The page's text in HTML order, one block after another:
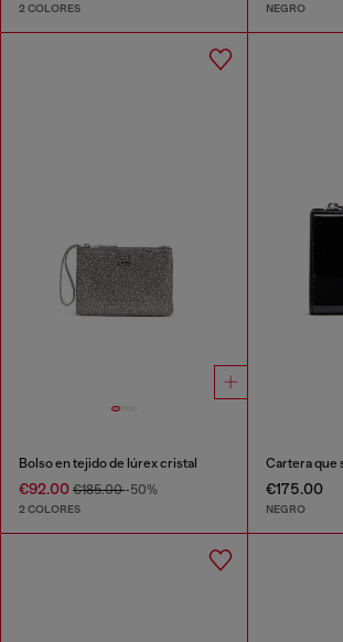
2 COLORES NEGRO
Bolso en tejido de lúrex cristal
€92.00 €185.00-50%
2 COLORES
€175.00
NEGRO